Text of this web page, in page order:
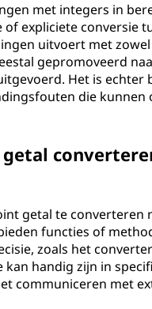
met integers in
expliciete conversie
uitvoert met
gepromoveerd
Het is
die
getal te converteren
functies of
zoals het
kan handig zijn in
communiceren met